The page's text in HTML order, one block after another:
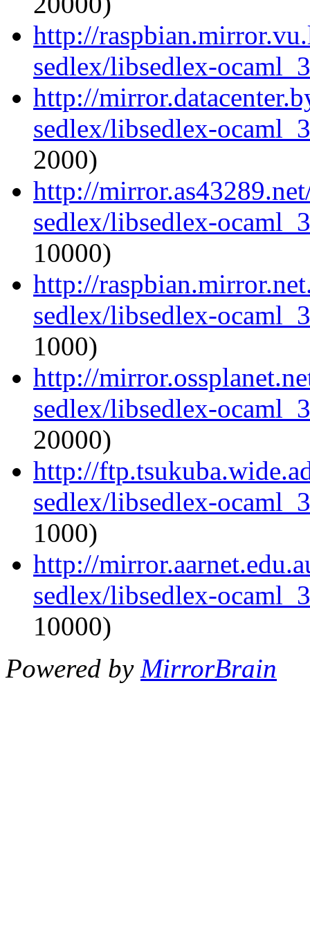
http://
sedlex/libsedlex-
http://
sedlex/libsedlex-
2000)
http://
sedlex/libsedlex-
10000)
http://
sedlex/libsedlex-
1000)
http://
sedlex/libsedlex-
20000)
http://
sedlex/libsedlex-
1000)
http://
sedlex/libsedlex-
10000)
Powered by MirrorBrain